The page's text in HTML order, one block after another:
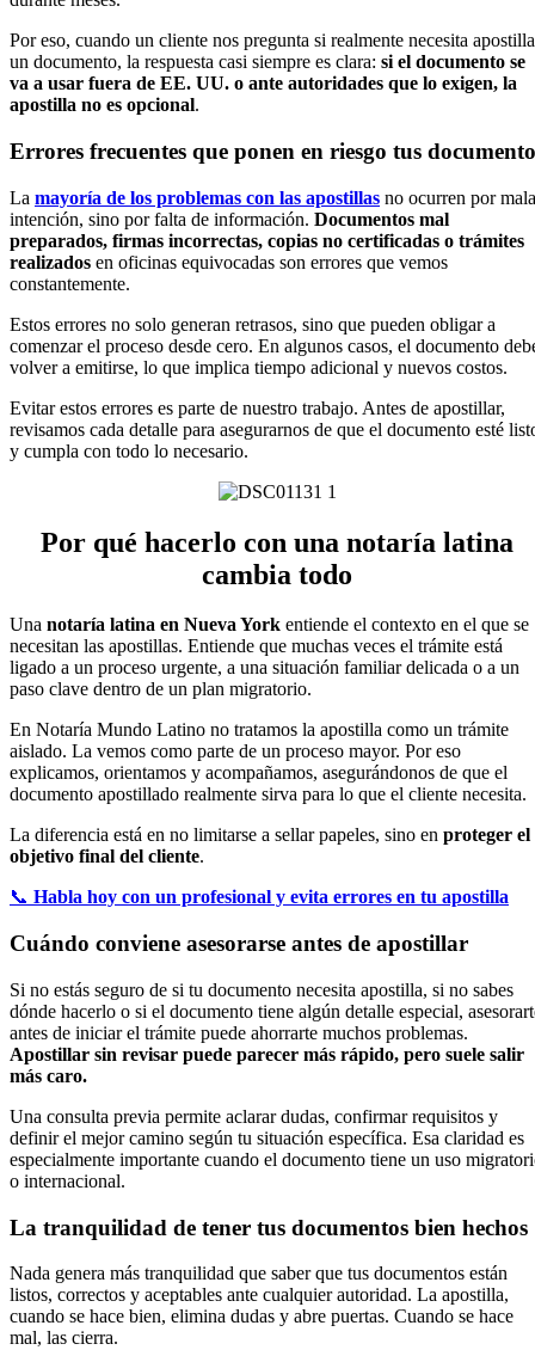
Por eso, cuando un cliente nos pregunta si realmente necesita
un documento, la respuesta casi siempre es clara: si el documento se
va a usar fuera de EE. UU. o ante autoridades que lo exigen, la
apostilla no es opcional.
Errores frecuentes que ponen en riesgo tus
La mayoría de los problemas con las apostillas no ocurren por mala
intención, sino por falta de información. Documentos mal
preparados, firmas incorrectas, copias no certificadas o trámites
realizados en oficinas equivocadas son errores que vemos
constantemente.
Estos errores no solo generan retrasos, sino que pueden obligar a
comenzar el proceso desde cero. En algunos casos, el documento
volver a emitirse, lo que implica tiempo adicional y nuevos costos.
Evitar estos errores es parte de nuestro trabajo. Antes de apostillar,
revisamos cada detalle para asegurarnos de que el documento esté
y cumpla con todo lo necesario.
Por qué hacerlo con una notaría latina
cambia todo
Una notaría latina en Nueva York entiende el contexto en el que se
necesitan las apostillas. Entiende que muchas veces el trámite está
ligado a un proceso urgente, a una situación familiar delicada o a un
paso clave dentro de un plan migratorio.
En Notaría Mundo Latino no tratamos la apostilla como un trámite
aislado. La vemos como parte de un proceso mayor. Por eso
explicamos, orientamos y acompañamos, asegurándonos de que el
documento apostillado realmente sirva para lo que el cliente necesita.
La diferencia está en no limitarse a sellar papeles, sino en proteger el
objetivo final del cliente.
📞 Habla hoy con un profesional y evita errores en tu apostilla
Cuándo conviene asesorarse antes de apostillar
Si no estás seguro de si tu documento necesita apostilla, si no sabes
dónde hacerlo o si el documento tiene algún detalle especial,
antes de iniciar el trámite puede ahorrarte muchos problemas.
Apostillar sin revisar puede parecer más rápido, pero suele salir
más caro.
Una consulta previa permite aclarar dudas, confirmar requisitos y
definir el mejor camino según tu situación específica. Esa claridad es
especialmente importante cuando el documento tiene un uso
o internacional.
La tranquilidad de tener tus documentos bien hechos
Nada genera más tranquilidad que saber que tus documentos están
listos, correctos y aceptables ante cualquier autoridad. La apostilla,
cuando se hace bien, elimina dudas y abre puertas. Cuando se hace
mal, las cierra.